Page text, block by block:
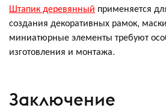
Штапик деревянный применяется
создания декоративных рамок,
миниатюрные элементы требуют
изготовления и монтажа.
Заключение